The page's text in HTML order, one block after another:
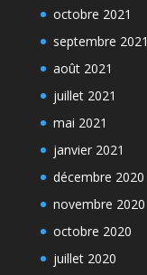
octobre 2021
septembre 2021
août 2021
juillet 2021
mai 2021
janvier 2021
décembre 2020
novembre 2020
octobre 2020
juillet 2020